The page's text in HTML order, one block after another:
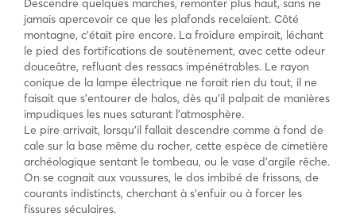
jamais apercevoir ce que les plafonds recelaient. Côté
montagne, c’était pire encore. La froidure empirait, léchant
le pied des fortifications de soutènement, avec cette odeur
douceâtre, refluant des ressacs impénétrables. Le rayon
conique de la lampe électrique ne forait rien du tout, il ne
faisait que s’entourer de halos, dès qu’il palpait de manières
impudiques les nues saturant l’atmosphère.
Le pire arrivait, lorsqu’il fallait descendre comme à fond de
cale sur la base même du rocher, cette espèce de cimetière
archéologique sentant le tombeau, ou le vase d’argile rêche.
On se cognait aux voussures, le dos imbibé de frissons, de
courants indistincts, cherchant à s’enfuir ou à forcer les
fissures séculaires.